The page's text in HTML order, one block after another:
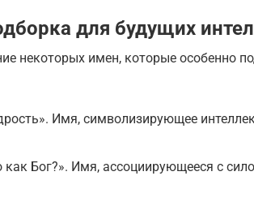
для будущих
некоторых имен, которые особенно
Имя, символизирующее
как Бог?». Имя, ассоциирующееся с